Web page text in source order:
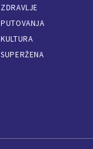
ZDRAVLJE
PUTOVANJA
KULTURA
SUPERŽENA